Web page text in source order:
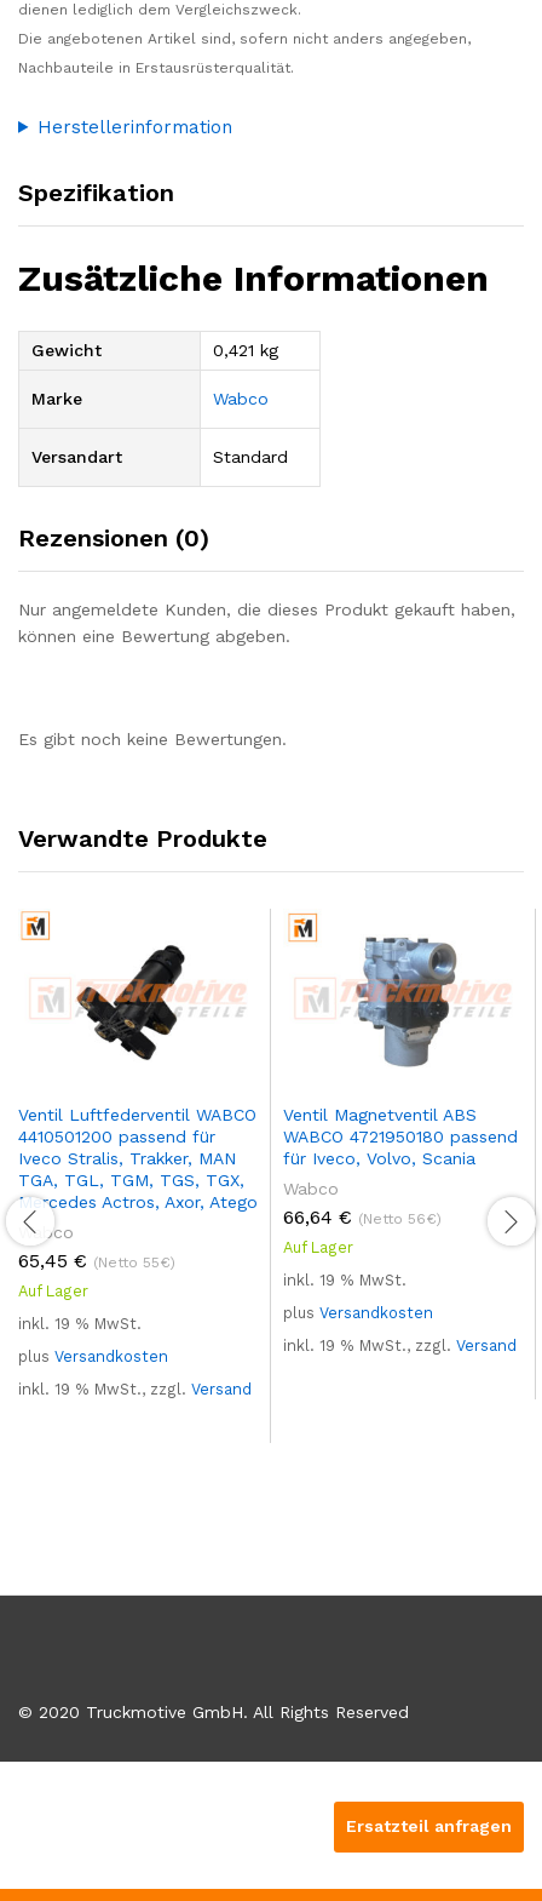
dienen lediglich dem Vergleichszweck.
Die angebotenen Artikel sind, sofern nicht anders angegeben,
Nachbauteile in Erstausrüsterqualität.
Herstellerinformation
Spezifikation
Zusätzliche Informationen
Gewicht 0,421 kg
Marke Wabco
Versandart Standard
Rezensionen (0)
Nur angemeldete Kunden, die dieses Produkt gekauft haben,
können eine Bewertung abgeben.
Es gibt noch keine Bewertungen.
Verwandte Produkte
Ventil Luftfederventil WABCO
4410501200 passend für
Iveco Stralis, Trakker, MAN
TGA, TGL, TGM, TGS, TGX,
Mercedes Actros, Axor, Atego
Wabco
65,45 € (Netto 55€)
Auf Lager
inkl. 19 % MwSt.
plus Versandkosten
inkl. 19 % MwSt., zzgl. Versand
Ventil Magnetventil ABS
WABCO 4721950180 passend
für Iveco, Volvo, Scania
Wabco
66,64 € (Netto 56€)
Auf Lager
inkl. 19 % MwSt.
plus Versandkosten
inkl. 19 % MwSt., zzgl. Versand
© 2020 Truckmotive GmbH. All Rights Reserved
Ersatzteil anfragen